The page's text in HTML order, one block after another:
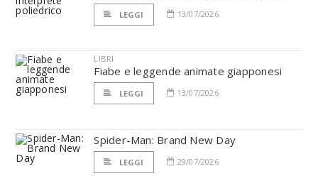
LEGGI 13/07/2026
LIBRI
Fiabe e leggende animate giapponesi
LEGGI 13/07/2026
Spider-Man: Brand New Day
LEGGI 29/07/2026